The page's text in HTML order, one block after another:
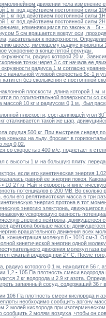
движении тела изменение
1 кг под действием постоянной силы
1 кг под действием постоянной силы
1 кг под действием постоянной силы
изменяющимся по закону a = 5t
5 см вращается вокруг оси,
касательная к поверхности.
шоссе, имеющему радиус
ускорение в конце пятой секунды.
радиус которой 20 м.
точки через 3 с от начала ее
радиуса 1 м согласно
с начальной угловой скоростью 5с-1 и
без скольжения с постоянной
плоскости, длина которой 1 м.
по горизонтальной поверхности со
10 кг и радиусом 0,1 м., был
плоскости, составляющей угол
сталкивается такой же шар,
орудия 500 кг. При выстреле снаряд
коньках на льду, бросает в
лед 0,02.
со скоростью 400 м/с, подлетает к
с высоты 1 м на большую плиту,
если его кинетическая энергия
равной ее энергии покоя.
27 кг. Найти скорость и
потенциалов в 200 МВ. Во сколько
если его релятивистская масса в три
энергию протона в тот
энергию электрона, движущегося
ускоряющую разность
энергию нейтрона, движущегося
дейтрона больше массы
вращательного движения всех
концентрация молекул 8 • 1010 см-3.
кинетической энергии одной
движения молекул
сжатый водород при 27˚С. После
которого 0,1 м, находится 56 г.
1,2 • 105 Па плотность смеси
2 кг водорода и 2,9 кг азота.
запаянный сосуд, содержащий 36
106 Па плотность смеси кислорода и
необходимо сообщить аргону
2 молей кислорода при
сообщить 2 молям воздуха, чтобы он